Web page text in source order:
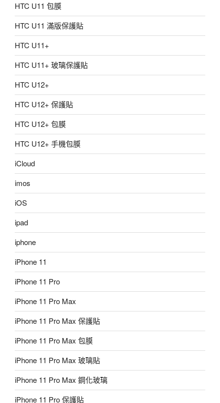
HTC U11 包膜
HTC U11 滿版保護貼
HTC U11+
HTC U11+ 玻璃保護貼
HTC U12+
HTC U12+ 保護貼
HTC U12+ 包膜
HTC U12+ 手機包膜
iCloud
imos
iOS
ipad
iphone
iPhone 11
iPhone 11 Pro
iPhone 11 Pro Max
iPhone 11 Pro Max 保護貼
iPhone 11 Pro Max 包膜
iPhone 11 Pro Max 玻璃貼
iPhone 11 Pro Max 鋼化玻璃
iPhone 11 Pro 保護貼